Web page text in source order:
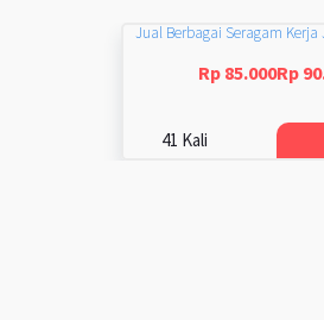
Jual Berbagai Seragam
Rp 85.000Rp
41 Kali